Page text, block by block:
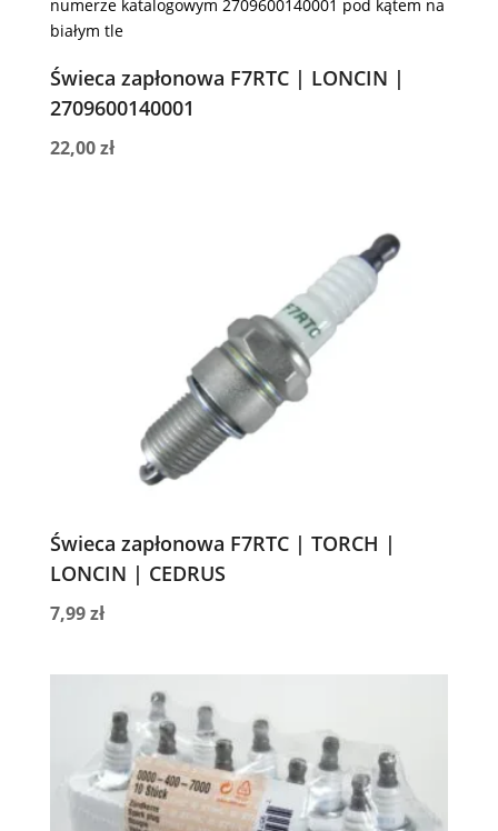
Świeca zapłonowa F7RTC | LONCIN |
2709600140001
22,00zł
Świeca zapłonowa F7RTC | TORCH |
LONCIN | CEDRUS
7,99zł